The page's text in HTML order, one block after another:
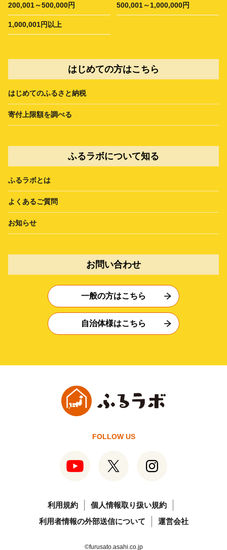
200,001～500,000円 500,001～1,000,000円
1,000,001円以上
はじめての方はこちら
はじめてのふるさと納税
寄付上限額を調べる
ふるラボについて知る
ふるラボとは
よくあるご質問
お知らせ
お問い合わせ
一般の方はこちら
自治体様はこちら
FOLLOW US
利用規約
個人情報取り扱い規約
利用者情報の外部送信について
運営会社
©furusato.asahi.co.jp